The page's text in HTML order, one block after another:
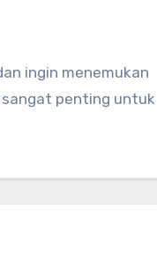
ingin menemukan
penting untuk